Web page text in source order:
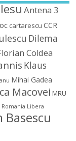
Antena 3
cartarescu CCR
Dilema
Coldea
Klaus
Mihai Gadea
Macovei MRU
Romania Libera
Basescu